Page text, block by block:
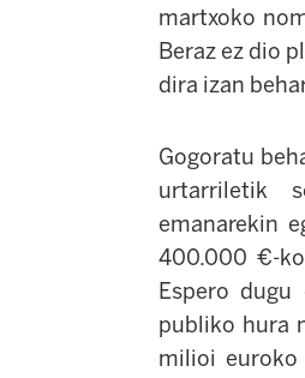
martxoko
Beraz ez dio
dira izan
Gogoratu
urtarriletik
emanarekin
400.000 €-
Espero
publiko hura
milioi euroko